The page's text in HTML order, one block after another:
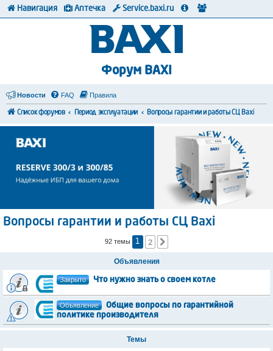
Форум BAXI
Новости FAQ Правила
Список форумов Период эксплуатации Вопросы гарантии и работы СЦ Baxi
Вопросы гарантии и работы СЦ Baxi
92 темы 1 2
Объявления
Закрыто Что нужно знать о своем котле
Объявление
Общие вопросы по гарантийной
политике производителя
Темы
Навигация Аптечка Service.baxi.ru